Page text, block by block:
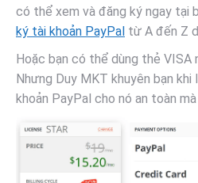
có thể xem và đăng ký ngay tại
ký tài khoản PayPal từ A đến Z
Hoặc bạn có thể dùng thẻ VISA
Nhưng Duy MKT khuyên bạn
khoản PayPal cho nó an toàn